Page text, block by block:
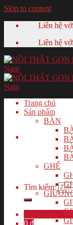
Skip to content
Liên hệ
Liên hệ
Tìm kiếm:
Đăng nhập /
0 ₫
Trang chủ
Sản phẩm
BÀN
GHẾ